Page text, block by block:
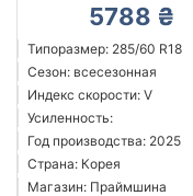
5788 ₴
Типоразмер: 285/60 R18
Сезон: всесезонная
Индекс скорости: V
Усиленность:
Год производства: 2025
Страна: Корея
Магазин: Праймшина